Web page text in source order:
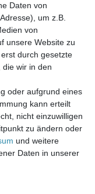
Ruhetag,
- 14.00 Uhr
Daten von
um z.B.
von
unsere Website zu
durch gesetzte
die wir in den
oder aufgrund eines
kann erteilt
nicht einzuwilligen
zu ändern oder
und weitere
Daten in unserer